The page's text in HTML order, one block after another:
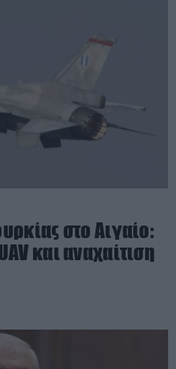
στο Αιγαίο:
και αναχαίτιση